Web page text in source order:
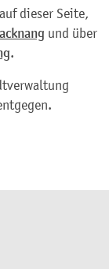
dieser Seite,
und über
.